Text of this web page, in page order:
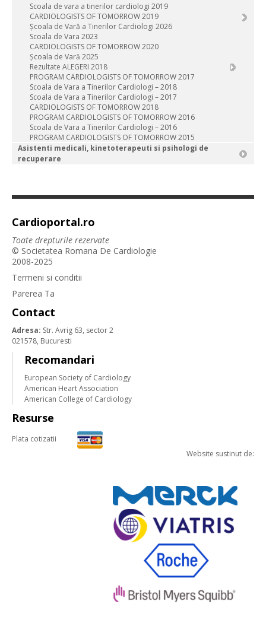
Scoala de vara a tinerilor cardiologi 2019
CARDIOLOGISTS OF TOMORROW 2019
Școala de Vară a Tinerilor Cardiologi 2026
Scoala de Vara 2023
CARDIOLOGISTS OF TOMORROW 2020
Școala de Vară 2025
Rezultate ALEGERI 2018
PROGRAM CARDIOLOGISTS OF TOMORROW 2017
Scoala de Vara a Tinerilor Cardiologi – 2018
Scoala de Vara a Tinerilor Cardiologi – 2017
CARDIOLOGISTS OF TOMORROW 2018
PROGRAM CARDIOLOGISTS OF TOMORROW 2016
Scoala de Vara a Tinerilor Cardiologi – 2016
PROGRAM CARDIOLOGISTS OF TOMORROW 2015
Asistenti medicali, kinetoterapeuti si psihologi de
recuperare
Cardioportal.ro
Toate drepturile rezervate
© Societatea Romana De Cardiologie
2008-2025
Termeni si conditii
Parerea Ta
Contact
Adresa: Str. Avrig 63, sector 2
021578, Bucuresti
Recomandari
European Society of Cardiology
American Heart Association
American College of Cardiology
Resurse
Plata cotizatii
Website sustinut de: